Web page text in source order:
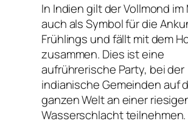
In Indien gilt der Vollmond im
auch als Symbol für die
Frühlings und fällt mit dem
zusammen. Dies ist eine
aufrührerische Party, bei der
indianische Gemeinden auf
ganzen Welt an einer
Wasserschlacht teilnehmen.